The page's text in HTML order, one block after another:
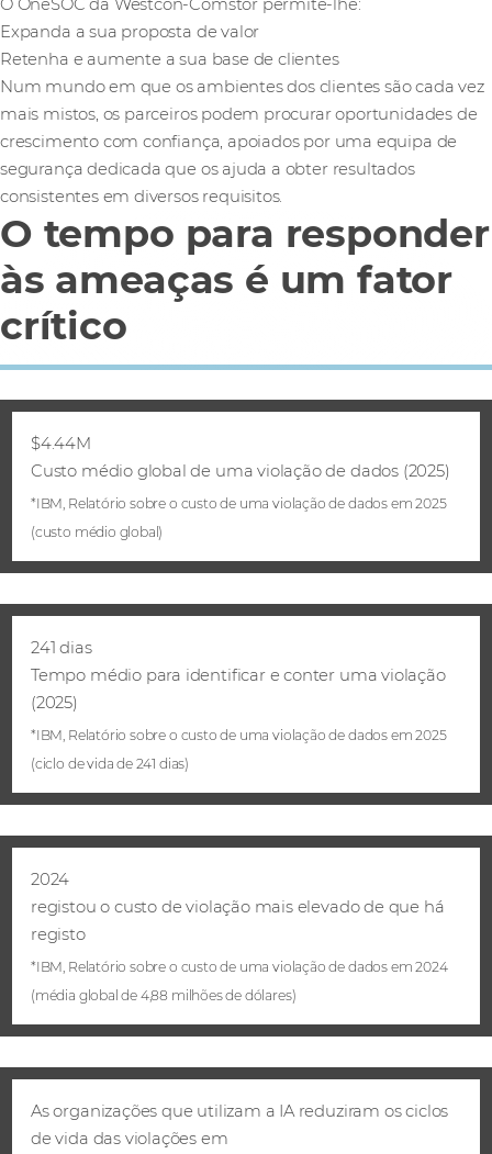
O OneSOC da Westcon-Comstor permite-lhe:
Expanda a sua proposta de valor
Retenha e aumente a sua base de clientes
Num mundo em que os ambientes dos clientes são cada vez
mais mistos, os parceiros podem procurar oportunidades de
crescimento com confiança, apoiados por uma equipa de
segurança dedicada que os ajuda a obter resultados
consistentes em diversos requisitos.
O tempo para responder
às ameaças é um fator
crítico
$4.44M
Custo médio global de uma violação de dados (2025)
*IBM, Relatório sobre o custo de uma violação de dados em 2025
(custo médio global)
241 dias
Tempo médio para identificar e conter uma violação
(2025)
*IBM, Relatório sobre o custo de uma violação de dados em 2025
(ciclo de vida de 241 dias)
2024
registou o custo de violação mais elevado de que há
registo
*IBM, Relatório sobre o custo de uma violação de dados em 2024
(média global de 4,88 milhões de dólares)
As organizações que utilizam a IA reduziram os ciclos
de vida das violações em